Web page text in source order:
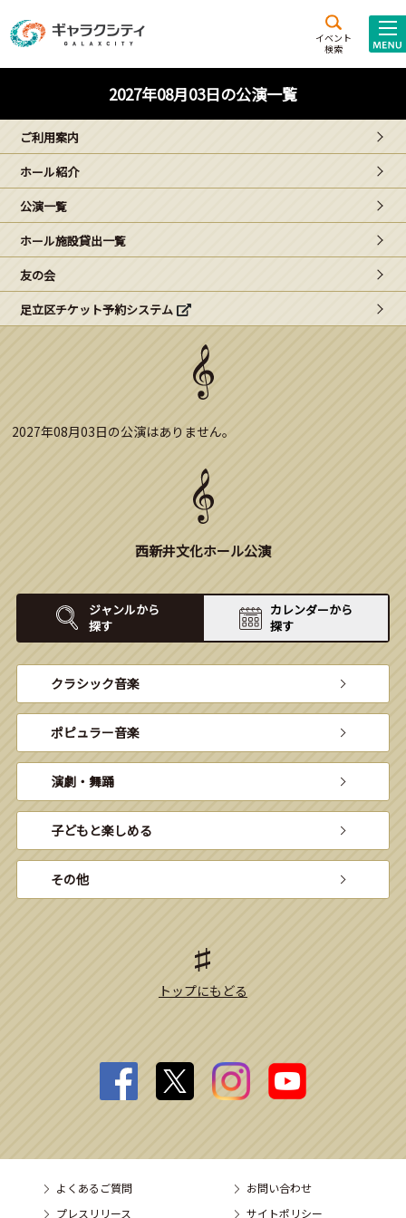
イベント
検索
施設案内
西新井
文化ホール
ギャラクシティとは
こどもみーてぃんぐ
Gがくえん
ブランドからのお知らせ
2027年08月03日の公演一覧
ご利用案内
ホール紹介
公演一覧
ホール施設貸出一覧
友の会
足立区チケット予約システム
2027年08月03日の公演はありません。
西新井文化ホール公演
ジャンルから
探す
カレンダーから
探す
クラシック音楽
ポピュラー音楽
演劇・舞踊
子どもと楽しめる
その他
トップにもどる
よくあるご質問
お問い合わせ
プレスリリース
サイトポリシー